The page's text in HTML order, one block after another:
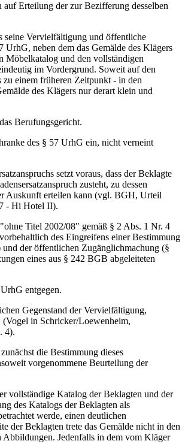
auf Erteilung der zur Bezifferung desselben
seine Vervielfältigung und öffentliche
neben dem das Gemälde des Klägers
Möbelkatalog und den vollständigen
im Vordergrund. Soweit auf den
zu einem früheren Zeitpunkt - in den
des Klägers nur derart klein und
Berufungsgericht.
des § 57 UrhG ein, nicht verneint
setzt voraus, dass der Beklagte
zusteht, zu dessen
Auskunft erteilen kann (vgl. BGH, Urteil
- Hi Hotel II).
Titel 2002/08" gemäß § 2 Abs. 1 Nr. 4
des Eingreifens einer Bestimmung
der öffentlichen Zugänglichmachung (§
eines aus § 242 BGB abgeleiteten
entgegen.
Gegenstand der Vervielfältigung,
(Vogel in Schricker/Loewenheim,
4).
die Bestimmung dieses
vorgenommene Beurteilung der
vollständige Katalog der Beklagten und der
des Katalogs der Beklagten als
werde, einen deutlichen
der Beklagten trete das Gemälde nicht in den
Abbildungen. Jedenfalls in dem vom Kläger